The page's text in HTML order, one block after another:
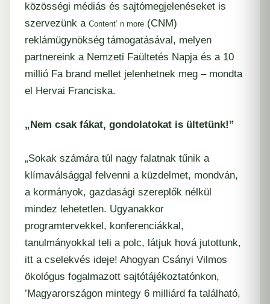
közösségi médiás és sajtómegjelenéseket is
szervezünk a Content’ n more (CNM)
reklámügynökség támogatásával, melyen
partnereink a Nemzeti Faültetés Napja és a 10
millió Fa brand mellet jelenhetnek meg – mondta
el Hervai Franciska.
„Nem csak fákat, gondolatokat is ültetünk!”
„Sokak számára túl nagy falatnak tűnik a
klímaválsággal felvenni a küzdelmet, mondván,
a kormányok, gazdasági szereplők nélkül
mindez lehetetlen. Ugyanakkor
programtervekkel, konferenciákkal,
tanulmányokkal teli a polc, látjuk hová jutottunk,
itt a cselekvés ideje! Ahogyan Csányi Vilmos
ökológus fogalmazott sajtótájékoztatónkon,
’Magyarországon mintegy 6 milliárd fa található,